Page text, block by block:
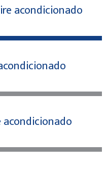
acondicionado